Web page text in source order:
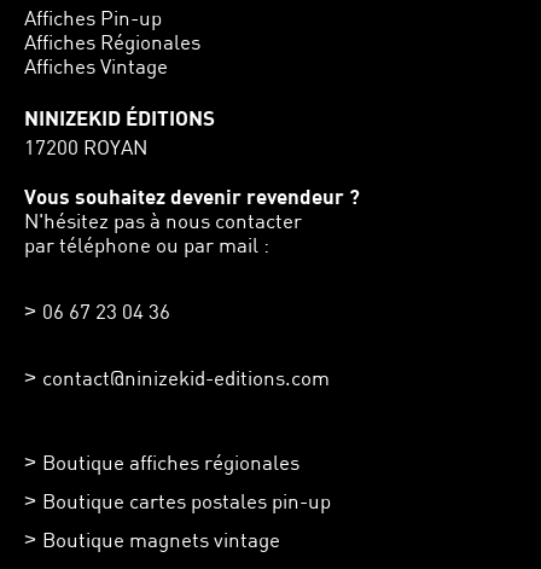
Affiches Pin-up
Affiches Régionales
Affiches Vintage
NINIZEKID ÉDITIONS
17200 ROYAN
Vous souhaitez devenir revendeur ?
N'hésitez pas à nous contacter
par téléphone ou par mail :
06 67 23 04 36
contact@ninizekid-editions.com
Boutique affiches régionales
Boutique cartes postales pin-up
Boutique magnets vintage